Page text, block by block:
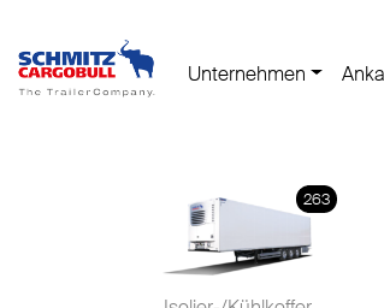
Unternehmen
263